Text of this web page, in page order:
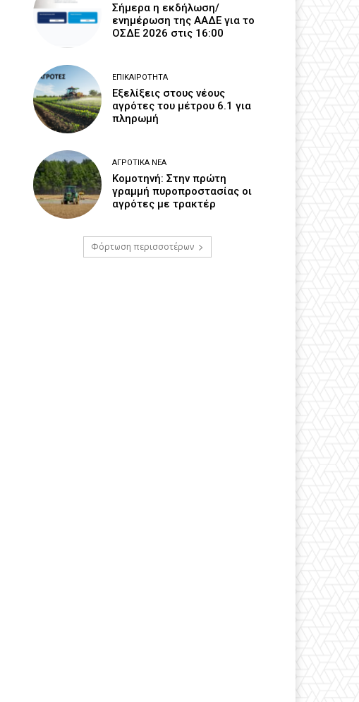
Σήμερα η εκδήλωση/
ενημέρωση της ΑΑΔΕ για το
ΟΣΔΕ 2026 στις 16:00
ΕΠΙΚΑΙΡΌΤΗΤΑ
Εξελίξεις στους νέους
αγρότες του μέτρου 6.1 για
πληρωμή
ΑΓΡΟΤΙΚΆ ΝΈΑ
Κομοτηνή: Στην πρώτη
γραμμή πυροπροστασίας οι
αγρότες με τρακτέρ
Φόρτωση περισσοτέρων